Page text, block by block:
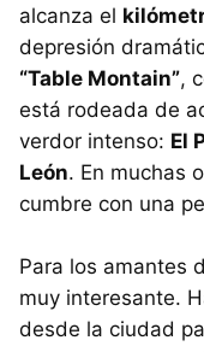
alcanza el
depresión
“Table Montain”,
está rodeada de
verdor intenso: El
León. En muchas
cumbre con una
Para los amantes
muy interesante.
desde la ciudad